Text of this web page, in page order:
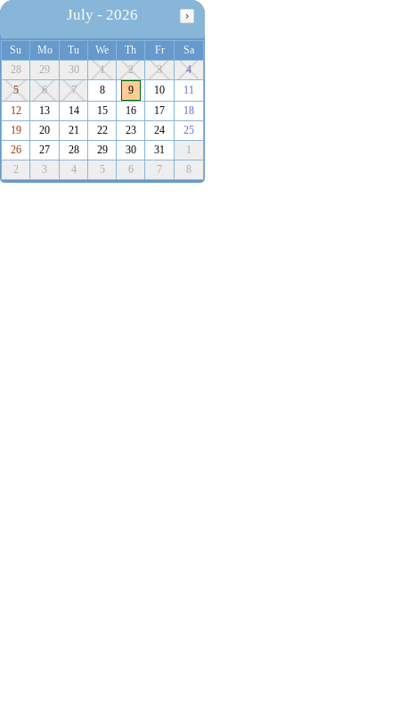
July - 2026
Su Mo Tu We Th Fr
Sa
28
29 30 1 2 3
4
5
6 7 8 9 10
11
12
13 14 15 16 17
18
19
20 21 22 23 24
25
26
27 28 29 30 31
1
2
3 4 5 6 7 8